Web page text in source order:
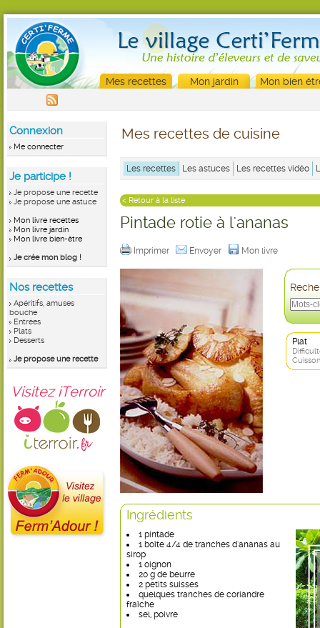
Mes recettes Mon jardin Mon bien
Connexion
Me connecter
Je participe !
Je propose une recette
Je propose une astuce
Mon livre recettes
Mon livre jardin
Mon livre bien-être
Je crée mon blog !
Nos recettes
Apéritifs, amuses
bouche
Entrées
Plats
Desserts
Je propose une recette
Visitez iTerroir
Mes recettes de cuisine
Les recettes Les astuces Les recettes vidéo
< Retour à la liste
Pintade rotie à l'ananas
Imprimer Envoyer Mon livre
Plat
Ingrédients
1 pintade
1 boîte 4/4 de tranches d'ananas au
sirop
1 oignon
20 g de beurre
2 petits suisses
quelques tranches de coriandre
fraîche
sel, poivre